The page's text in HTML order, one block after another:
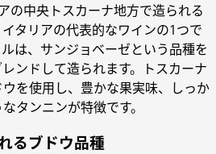
の中央トスカーナ地方で造られる
タリアの代表的なワインの1つで
は、サンジョベーゼという品種を
ンドして造られます。トスカーナ
を使用し、豊かな果実味、しっか
タンニンが特徴です。
るブドウ品種